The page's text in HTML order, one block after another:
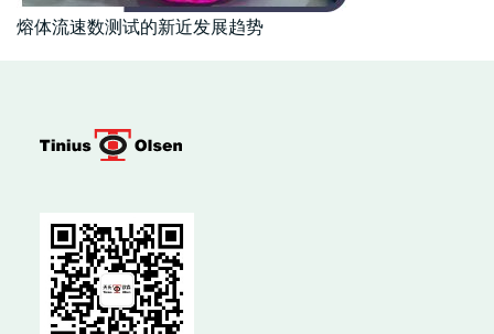
熔体流速数测试的新近发展趋势